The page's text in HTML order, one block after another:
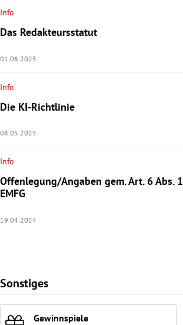
Untermenü
Info
Das Redakteursstatut
01.06.2025
Info
Die KI-Richtlinie
08.05.2025
Info
Offenlegung/Angaben gem. Art. 6 Abs. 1
EMFG
19.04.2024
Sonstiges
Gewinnspiele